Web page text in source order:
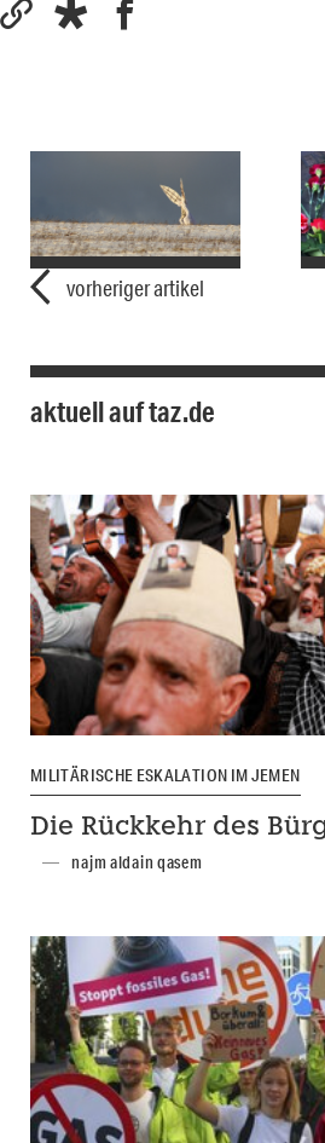
vorheriger artikel
aktuell auf taz.de
MILITÄRISCHE ESKALATION IM JEMEN
Die Rückkehr des
najm aldain qasem